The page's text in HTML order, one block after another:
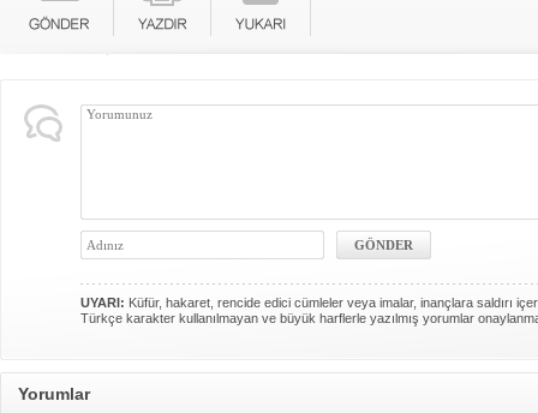
UYARI: Küfür, hakaret, rencide edici cümleler veya imalar, inançlara saldırı
Türkçe karakter kullanılmayan ve büyük harflerle yazılmış yorumlar
Yorumlar